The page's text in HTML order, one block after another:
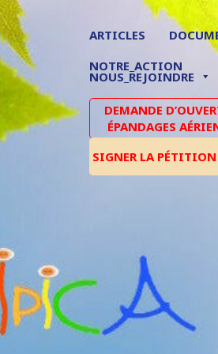
ARTICLES
NOTRE_ACTION
NOUS_REJOINDRE
DEMANDE
ÉPANDAGES
SIGNER LA